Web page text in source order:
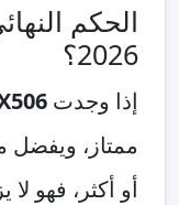
الحكم
2026؟
إذا وجدت
ممتاز، ويفضل
أو أكثر، فهو لا